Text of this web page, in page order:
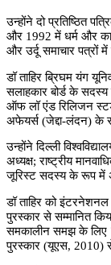
उन्होंने दो प्रतिष्ठित
और 1992 में धर्म और
और उर्दू समाचार पत्रों में
डॉ ताहिर ब्रिघम यंग
सलाहकार बोर्ड के सदस्य
ऑफ लॉ एंड रिलिजन
अफेयर्स (जेद्दा-लंदन) के
उन्होंने दिल्ली
अध्यक्ष; राष्ट्रीय
जूरिस्ट सदस्य के रूप में
डॉ ताहिर को इंटरनेशनल
पुरस्कार से सम्मानित
समकालीन समझ के लिए
पुरस्कार (यूएस, 2010)